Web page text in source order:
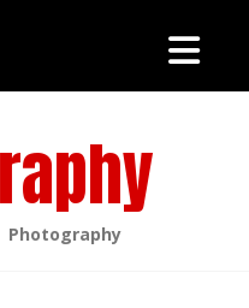
Photography